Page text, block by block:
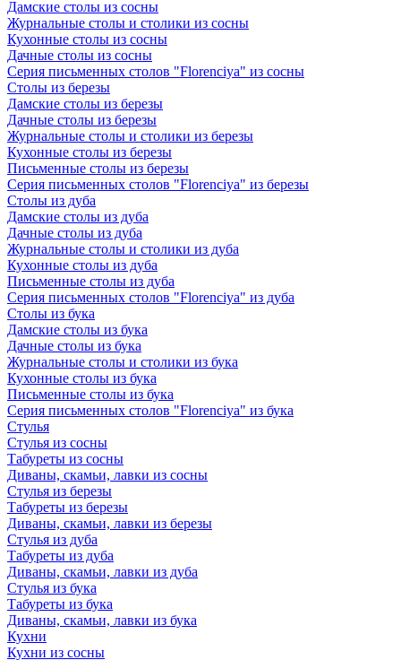
Дамские столы из сосны
Журнальные столы и столики из сосны
Кухонные столы из сосны
Дачные столы из сосны
Серия письменных столов "Florenciya" из сосны
Столы из березы
Дамские столы из березы
Дачные столы из березы
Журнальные столы и столики из березы
Кухонные столы из березы
Письменные столы из березы
Серия письменных столов "Florenciya" из березы
Столы из дуба
Дамские столы из дуба
Дачные столы из дуба
Журнальные столы и столики из дуба
Кухонные столы из дуба
Письменные столы из дуба
Серия письменных столов "Florenciya" из дуба
Столы из бука
Дамские столы из бука
Дачные столы из бука
Журнальные столы и столики из бука
Кухонные столы из бука
Письменные столы из бука
Серия письменных столов "Florenciya" из бука
Стулья
Стулья из сосны
Табуреты из сосны
Диваны, скамьи, лавки из сосны
Стулья из березы
Табуреты из березы
Диваны, скамьи, лавки из березы
Стулья из дуба
Табуреты из дуба
Диваны, скамьи, лавки из дуба
Стулья из бука
Табуреты из бука
Диваны, скамьи, лавки из бука
Кухни
Кухни из сосны